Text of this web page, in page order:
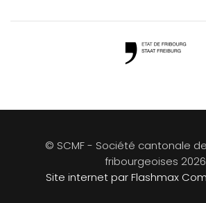
© SCMF - Société cantonale
fribourgeoises 2026
Site internet par Flashmax